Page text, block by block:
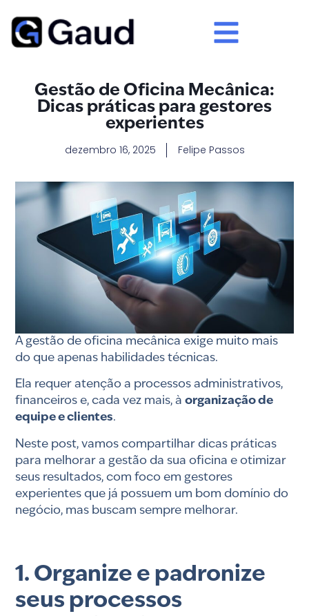
Gestão de Oficina Mecânica:
Dicas práticas para gestores
experientes
dezembro 16, 2025 Felipe Passos
A gestão de oficina mecânica exige muito mais
do que apenas habilidades técnicas.
Ela requer atenção a processos administrativos,
financeiros e, cada vez mais, àorganização de
equipe e clientes.
Neste post, vamos compartilhar dicas práticas
para melhorar a gestão da sua oficina e otimizar
seus resultados, com foco em gestores
experientes que já possuem um bom domínio do
negócio, mas buscam sempre melhorar.
1. Organize e padronize
seus processos